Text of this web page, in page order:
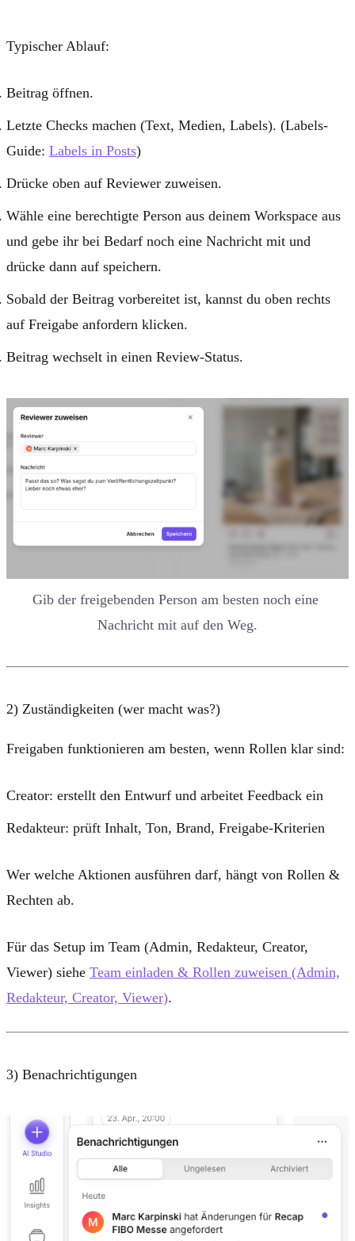
Typischer Ablauf:
Beitrag öffnen.
Letzte Checks machen (Text, Medien, Labels). (Labels-
Guide: Labels in Posts)
Drücke oben auf Reviewer zuweisen.
Wähle eine berechtigte Person aus deinem Workspace aus
und gebe ihr bei Bedarf noch eine Nachricht mit und
drücke dann auf speichern.
Sobald der Beitrag vorbereitet ist, kannst du oben rechts
auf Freigabe anfordern klicken.
Beitrag wechselt in einen Review-Status.
Gib der freigebenden Person am besten noch eine
Nachricht mit auf den Weg.
2) Zuständigkeiten (wer macht was?)
Freigaben funktionieren am besten, wenn Rollen klar sind:
Creator: erstellt den Entwurf und arbeitet Feedback ein
Redakteur: prüft Inhalt, Ton, Brand, Freigabe-Kriterien
Wer welche Aktionen ausführen darf, hängt von Rollen &
Rechten ab.
Für das Setup im Team (Admin, Redakteur, Creator,
Viewer) siehe Team einladen & Rollen zuweisen (Admin,
Redakteur, Creator, Viewer).
3) Benachrichtigungen